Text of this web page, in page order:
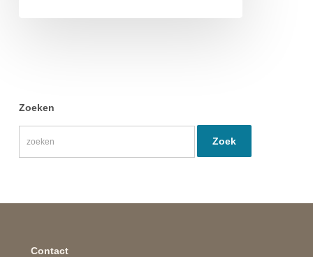
Zoeken
Contact